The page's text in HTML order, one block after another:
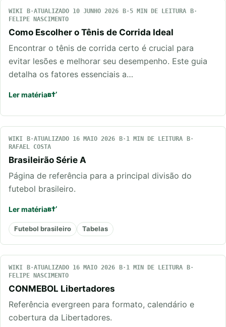
WIKI ATUALIZADO 10 JUNHO 2026
5 MIN DE LEITURA
FELIPE NASCIMENTO
Como Escolher o Tênis de Corrida Ideal
Encontrar o tênis de corrida certo é crucial para
evitar lesões e melhorar seu desempenho. Este guia
detalha os fatores essenciais a…
Ler matéria
WIKI ATUALIZADO 16 MAIO 2026
1 MIN DE LEITURA
RAFAEL COSTA
Brasileirão Série A
Página de referência para a principal divisão do
futebol brasileiro.
Ler matéria
Futebol brasileiro Tabelas
WIKI ATUALIZADO 16 MAIO 2026
1 MIN DE LEITURA
FELIPE NASCIMENTO
CONMEBOL Libertadores
Referência evergreen para formato, calendário e
cobertura da Libertadores.